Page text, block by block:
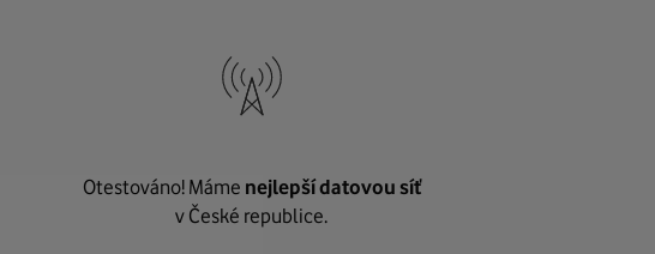
Otestováno! Máme nejlepší datovou síť
v České republice.